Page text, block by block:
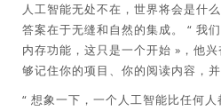
人工智能无处不在，世界将会是什
答案在于无缝和自然的集成。 “ 我
内存功能，这只是一个开始 »，他
够记住你的项目、你的阅读内容，
“ 想象一下，一个人工智能比任何